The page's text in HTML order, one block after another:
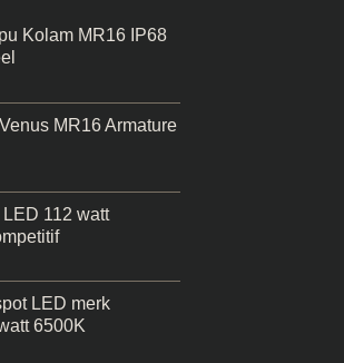
Kolam MR16 IP68
MR16 Armature
112 watt
LED merk
6500K